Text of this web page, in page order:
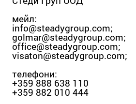
мейл:
info@steadygroup.com;
golmar@steadygroup.com;
office@steadygroup.com;
visaton@steadygroup.com;
телефони:
+359 888 638 110
+359 882 010 444